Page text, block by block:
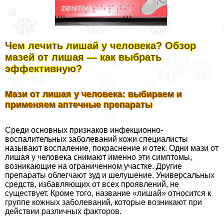
Чем лечить лишай у человека? Обзор
мазей от лишая — как выбрать
эффективную?
Мази от лишая у человека: выбираем и
применяем аптечные препараты
Среди основных признаков инфекционно-
воспалительных заболеваний кожи специалисты
называют воспаление, покраснение и отек. Одни мази от
лишая у человека снимают именно эти симптомы,
возникающие на ограниченном участке. Другие
препараты облегчают зуд и шелушение. Универсальных
средств, избавляющих от всех проявлений, не
существует. Кроме того, название «лишай» относится к
группе кожных заболеваний, которые возникают при
действии различных факторов.